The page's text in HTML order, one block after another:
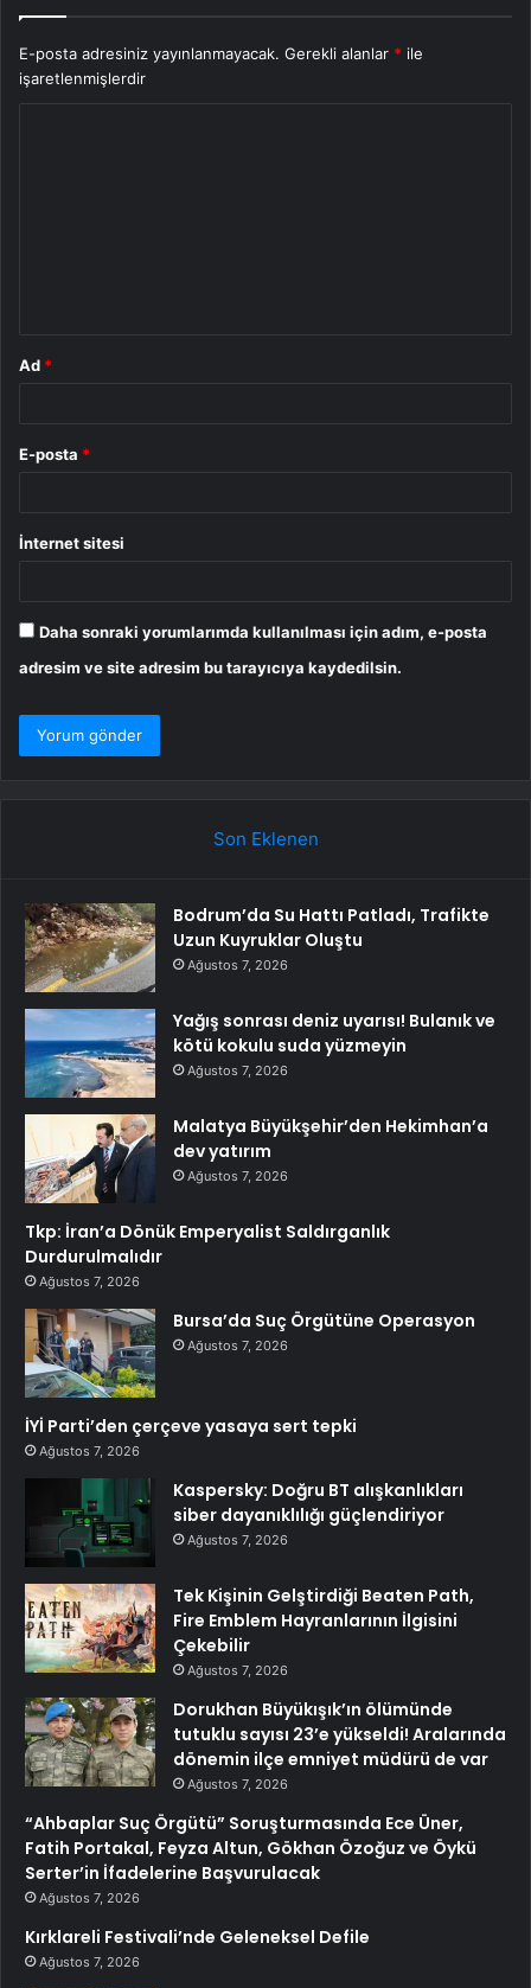
E-posta adresiniz yayınlanmayacak. Gerekli alanlar * ile
işaretlenmişlerdir
Ad *
E-posta *
İnternet sitesi
Daha sonraki yorumlarımda kullanılması için adım, e-posta
adresim ve site adresim bu tarayıcıya kaydedilsin.
Son Eklenen
Bodrum’da Su Hattı Patladı, Trafikte
Uzun Kuyruklar Oluştu
Ağustos 7, 2026
Yağış sonrası deniz uyarısı! Bulanık ve
kötü kokulu suda yüzmeyin
Ağustos 7, 2026
Malatya Büyükşehir’den Hekimhan’a
dev yatırım
Ağustos 7, 2026
Tkp: İran’a Dönük Emperyalist Saldırganlık
Durdurulmalıdır
Ağustos 7, 2026
Bursa’da Suç Örgütüne Operasyon
Ağustos 7, 2026
İYİ Parti’den çerçeve yasaya sert tepki
Ağustos 7, 2026
Kaspersky: Doğru BT alışkanlıkları
siber dayanıklılığı güçlendiriyor
Ağustos 7, 2026
Tek Kişinin Gelştirdiği Beaten Path,
Fire Emblem Hayranlarının İlgisini
Çekebilir
Ağustos 7, 2026
Dorukhan Büyükışık’ın ölümünde
tutuklu sayısı 23’e yükseldi! Aralarında
dönemin ilçe emniyet müdürü de var
Ağustos 7, 2026
“Ahbaplar Suç Örgütü” Soruşturmasında Ece Üner,
Fatih Portakal, Feyza Altun, Gökhan Özoğuz ve Öykü
Serter’in İfadelerine Başvurulacak
Ağustos 7, 2026
Kırklareli Festivali’nde Geleneksel Defile
Ağustos 7, 2026